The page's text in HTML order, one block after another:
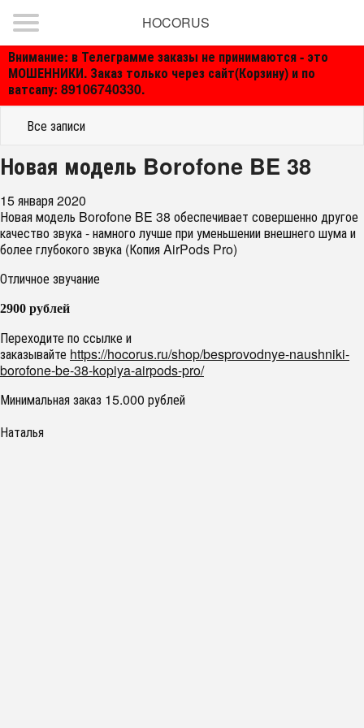
Внимание: в Телеграмме заказы не принимаются - это
МОШЕННИКИ. Заказ только через сайт(Корзину) и по
ватсапу: 89106740330.
HOCORUS
Все записи
​Новая модель Borofone BE 38
15 января 2020
Новая модель Borofone BE 38 обеспечивает совершенно другое
качество звука - намного лучше при уменьшении внешнего шума и
более глубокого звука (Копия AirPods Pro)
Отличное звучание
2900 рублей
Переходите по ссылке и
заказывайте https://hocorus.ru/shop/besprovodnye-naushniki-
borofone-be-38-kopiya-airpods-pro/
Минимальная заказ 15.000 рублей
Наталья